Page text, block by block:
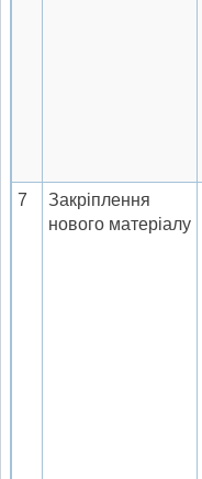
7
Закріплення
нового матеріалу